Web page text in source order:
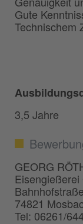
Gute
Technischem
3,5 Jahre
GEORG
74821
Tel: 06261/